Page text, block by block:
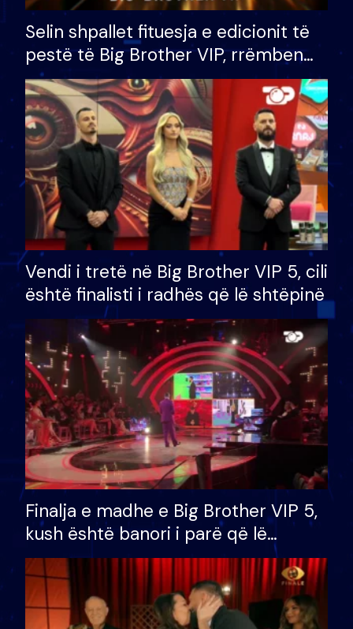
Selin shpallet fituesja e edicionit të
pestë të Big Brother VIP, rrëmben
çmimin e madh prej 100 mijë eurosh
Vendi i tretë në Big Brother VIP 5, cili
është finalisti i radhës që lë shtëpinë
Finalja e madhe e Big Brother VIP 5,
kush është banori i parë që lë
shtëpinë dhe humb mundësinë për
të fituar çmimin e madh